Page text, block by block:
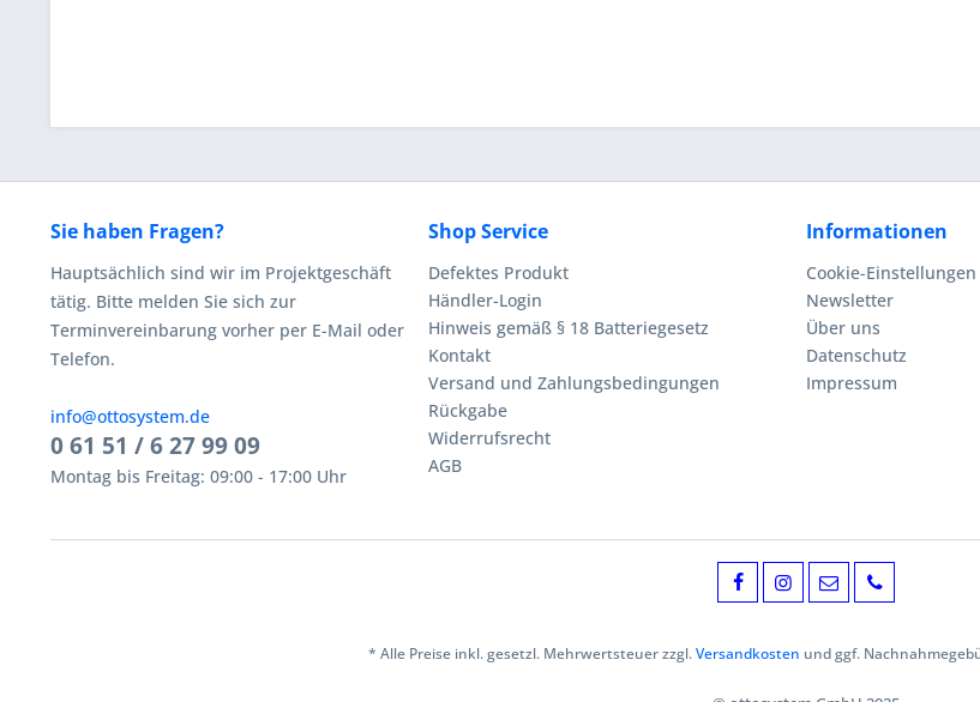
Sie haben Fragen?
Hauptsächlich sind wir im Projektgeschäft
tätig. Bitte melden Sie sich zur
Terminvereinbarung vorher per E-Mail oder
Telefon.
info@ottosystem.de
0 61 51 / 6 27 99 09
Montag bis Freitag: 09:00 - 17:00 Uhr
Shop Service
Defektes Produkt
Händler-Login
Hinweis gemäß § 18 Batteriegesetz
Kontakt
Versand und Zahlungsbedingungen
Rückgabe
Widerrufsrecht
AGB
Informationen
Cookie-Einstellungen
Newsletter
Über uns
Datenschutz
Impressum
* Alle Preise inkl. gesetzl. Mehrwertsteuer zzgl.Versandkosten und ggf.